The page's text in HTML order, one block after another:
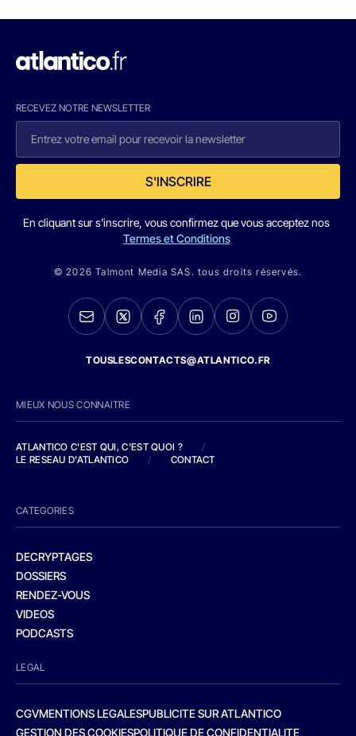
RECEVEZ NOTRE NEWSLETTER
S'INSCRIRE
En cliquant sur s'inscrire, vous confirmez que vous acceptez nos
Termes et Conditions
© 2026 Talmont Media SAS. tous droits réservés.
TOUSLESCONTACTS@ATLANTICO.FR
MIEUX NOUS CONNAITRE
ATLANTICO C'EST QUI, C'EST QUOI ?
/
LE RESEAU D'ATLANTICO
/ CONTACT
CATEGORIES
DECRYPTAGES
DOSSIERS
RENDEZ-VOUS
VIDEOS
PODCASTS
LEGAL
CGVMENTIONS LEGALESPUBLICITE SUR ATLANTICO
GESTION DES COOKIESPOLITIQUE DE CONFIDENTIALITE